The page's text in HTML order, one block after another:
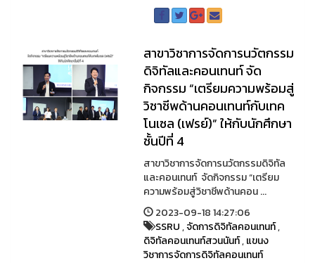
สาขาวิชาการจัดการนวัตกรรม
ดิจิทัลและคอนเทนท์ จัด
กิจกรรม “เตรียมความพร้อมสู่
วิชาชีพด้านคอนเทนท์กับเทค
โนเซล (เฟรย์)” ให้กับนักศึกษา
ชั้นปีที่ 4
สาขาวิชาการจัดการนวัตกรรมดิจิทัล
และคอนเทนท์ จัดกิจกรรม “เตรียม
ความพร้อมสู่วิชาชีพด้านคอน ...
2023-09-18 14:27:06
SSRU,จัดการดิจิทัลคอนเทนท์,
ดิจิทัลคอนเทนท์สวนนันท์,แขนง
วิชาการจัดการดิจิทัลคอนเทนท์